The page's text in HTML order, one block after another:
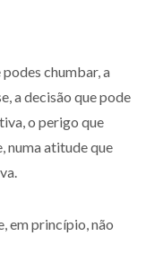
chumbar, a
a decisão que pode
o perigo que
numa atitude que
em princípio, não